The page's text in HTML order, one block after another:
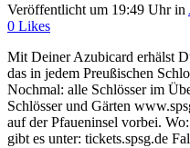
Veröffentlicht um 19:49 Uhrin
0 Likes
Mit Deiner Azubicard erhälst
das in jedem Preußischen
Nochmal: alle Schlösser im
Schlösser und Gärten
auf der Pfaueninsel vorbei.
gibt es unter: tickets.spsg.de